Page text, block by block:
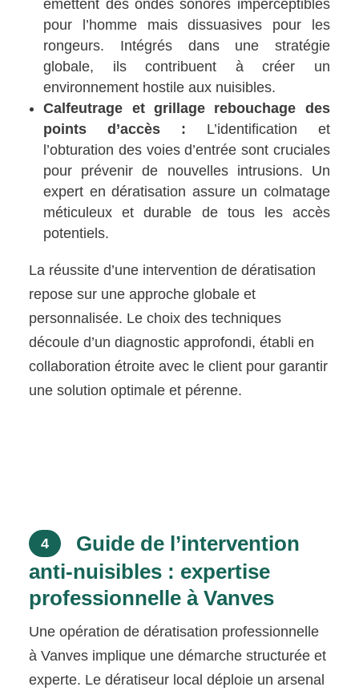
émettent des ondes sonores imperceptibles
pour l’homme mais dissuasives pour les
rongeurs. Intégrés dans une stratégie
globale, ils contribuent à créer un
environnement hostile aux nuisibles.
Calfeutrage et grillage rebouchage des
points d’accès : L’identification et
l’obturation des voies d’entrée sont cruciales
pour prévenir de nouvelles intrusions. Un
expert en dératisation assure un colmatage
méticuleux et durable de tous les accès
potentiels.
La réussite d’une intervention de dératisation
repose sur une approche globale et
personnalisée. Le choix des techniques
découle d’un diagnostic approfondi, établi en
collaboration étroite avec le client pour garantir
une solution optimale et pérenne.
4
Guide de l’intervention
anti-nuisibles : expertise
professionnelle à Vanves
Une opération de dératisation professionnelle
à Vanves implique une démarche structurée et
experte. Le dératiseur local déploie un arsenal